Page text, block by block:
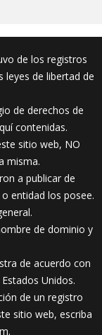
de los registros
leyes de libertad de
de derechos de
contenidas.
sitio web, NO
misma.
a publicar de
entidad los posee.
de dominio y
de acuerdo con
Unidos.
de un registro
sitio web, escriba
.